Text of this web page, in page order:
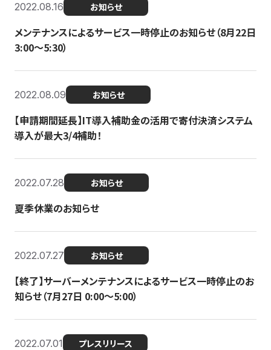
2022.08.16 お知らせ
メンテナンスによるサービス一時停止のお知らせ（8月22日
3:00〜5:30）
2022.08.09 お知らせ
【申請期間延長】IT導入補助金の活用で寄付決済システム
導入が最大3/4補助！
2022.07.28 お知らせ
夏季休業のお知らせ
2022.07.27 お知らせ
【終了】サーバーメンテナンスによるサービス一時停止のお
知らせ（7月27日 0:00〜5:00）
2022.07.01 プレスリリース